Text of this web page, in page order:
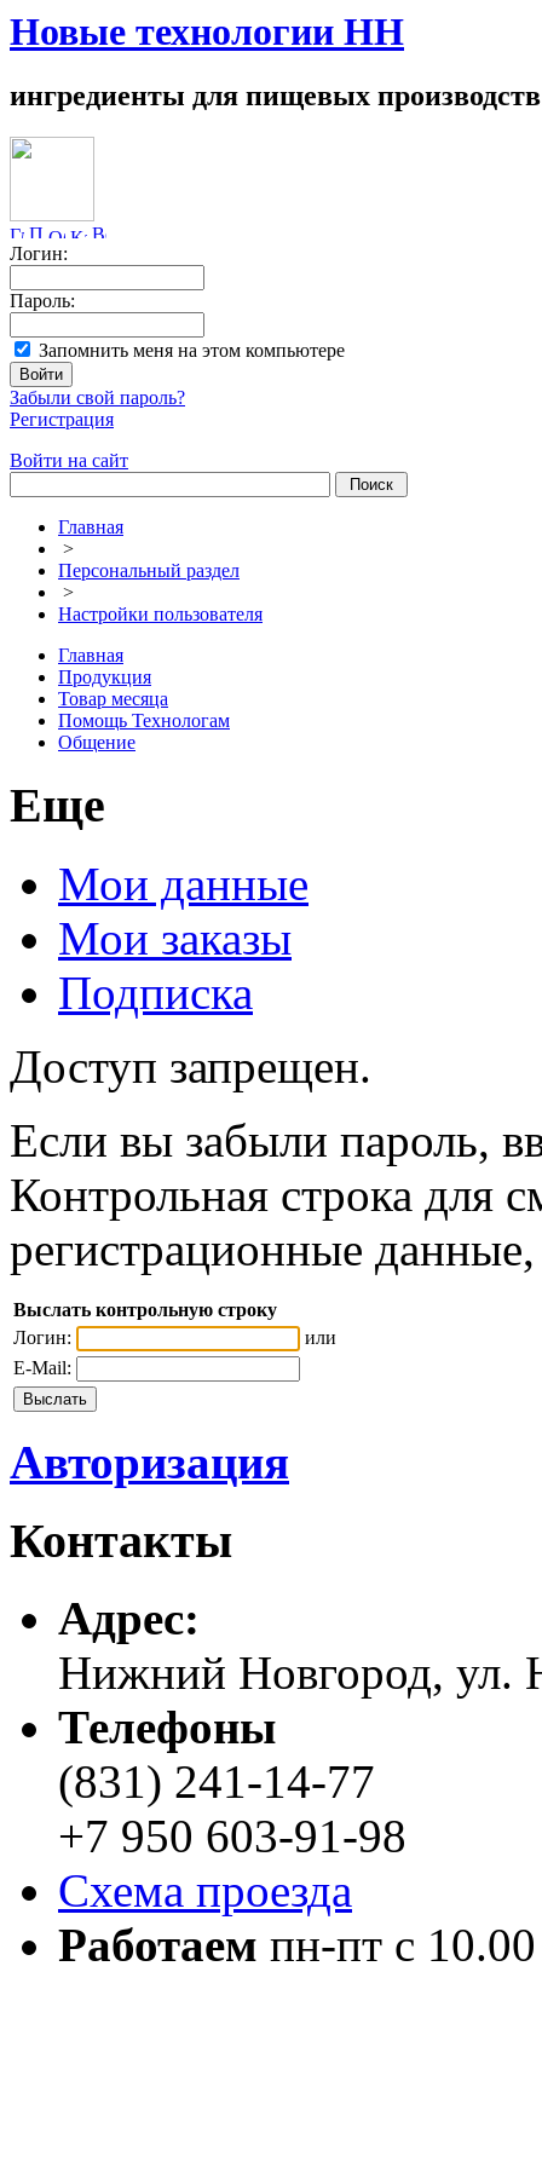
Новые технологии НН
ингредиенты для пищевых производств
Логин:
Пароль:
Запомнить меня на этом компьютере
Забыли свой пароль?
Регистрация
Войти на сайт
Главная
>
Персональный раздел
>
Настройки пользователя
Главная
Продукция
Товар месяца
Помощь Технологам
Общение
Еще
Мои данные
Мои заказы
Подписка
Доступ запрещен.
Если вы забыли пароль,
Контрольная строка для
регистрационные
Выслать контрольную строку
Логин:
или
E-Mail:
Авторизация
Контакты
Адреc:
Нижний Новгород, ул.
Телефоны
(831) 241-14-77
+7 950 603-91-98
Схема проезда
Работаем пн-пт с